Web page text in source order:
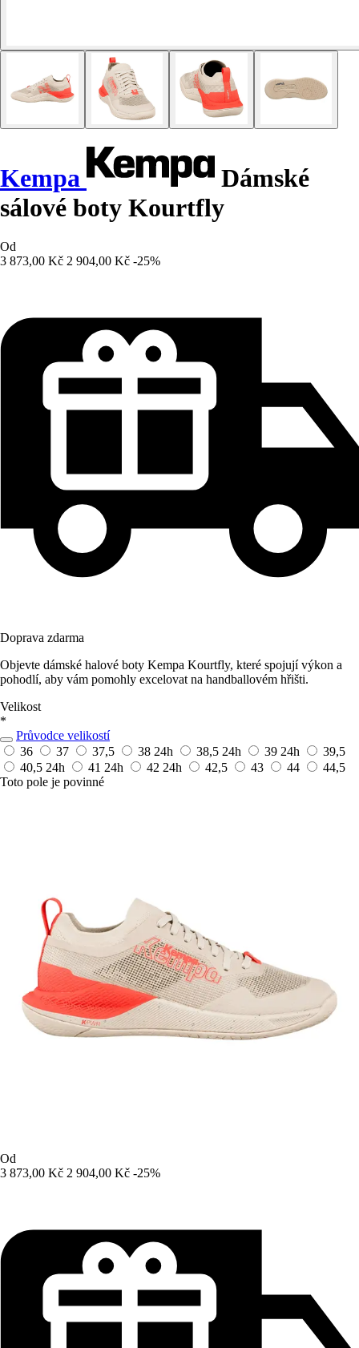
Kempa
Dámské
sálové boty Kourtfly
Od
3 873,00 Kč 2 904,00 Kč -25%
Doprava zdarma
Objevte dámské halové boty Kempa Kourtfly, které spojují výkon a
pohodlí, aby vám pomohly excelovat na handballovém hřišti.
Velikost
*
Průvodce velikostí
36
37 37,5 38 24h 38,5 24h 39 24h
39,5
40,5 24h 41 24h 42 24h 42,5 43 44
44,5
Toto pole je povinné
Od
3 873,00 Kč 2 904,00 Kč -25%